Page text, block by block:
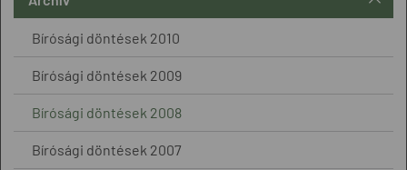
Bírósági döntések 2010
Bírósági döntések 2009
Bírósági döntések 2008
Bírósági döntések 2007